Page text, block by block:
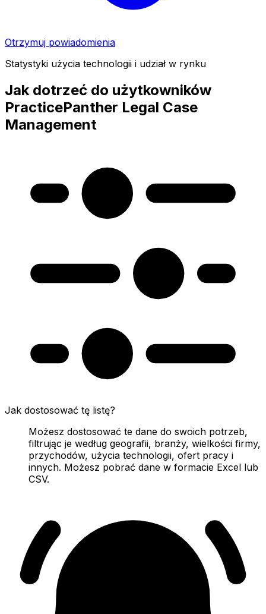
Otrzymuj powiadomienia
Statystyki użycia technologii i udział w rynku
Jak dotrzeć do użytkowników
PracticePanther Legal Case
Management
Jak dostosować tę listę?
Możesz dostosować te dane do swoich potrzeb,
filtrując je według geografii, branży, wielkości firmy,
przychodów, użycia technologii, ofert pracy i
innych. Możesz pobrać dane w formacie Excel lub
CSV.